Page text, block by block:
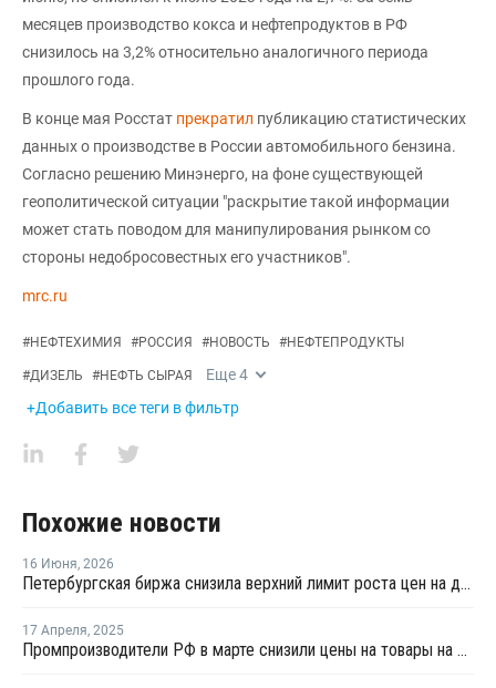
месяцев производство кокса и нефтепродуктов в РФ
снизилось на 3,2% относительно аналогичного периода
прошлого года.
В конце мая Росстат прекратил публикацию статистических
данных о производстве в России автомобильного бензина.
Согласно решению Минэнерго, на фоне существующей
геополитической ситуации "раскрытие такой информации
может стать поводом для манипулирования рынком со
стороны недобросовестных его участников".
mrc.ru
#НЕФТЕХИМИЯ #РОССИЯ #НОВОСТЬ #НЕФТЕПРОДУКТЫ
#ДИЗЕЛЬ #НЕФТЬ СЫРАЯ Еще4
+Добавить все теги в фильтр
Похожие новости
16 Июня, 2026
Петербургская биржа снизила верхний лимит роста цен на дизель до 0,01%
17 Апреля, 2025
Промпроизводители РФ в марте снизили цены на товары на 1,5%